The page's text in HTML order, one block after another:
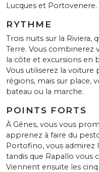
Lucques et Portovenere.
RYTHME
Trois nuits sur la Riviera,
Terre. Vous combinerez
la côte et excursions en
Vous utiliserez la
régions, mais sur place,
bateau ou la marche.
POINTS FORTS
À Gênes, vous vous
apprenez à faire du
Portofino, vous admirez
tandis que Rapallo vous
Viennent ensuite les cinq